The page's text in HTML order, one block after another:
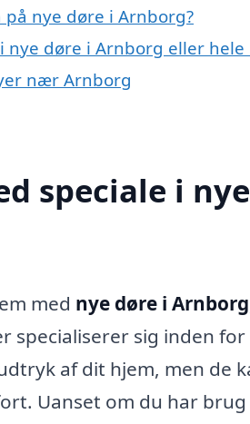
nye døre i Arnborg?
nye døre i Arnborg eller
nær Arnborg
speciale i
med nye døre i Arnborg
specialiserer sig inden
af dit hjem, men de
Uanset om du har